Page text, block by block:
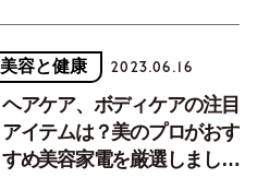
美容と健康 2023.06.16
ヘアケア、ボディケアの注目
アイテムは？美のプロがおす
すめ美容家電を厳選しました